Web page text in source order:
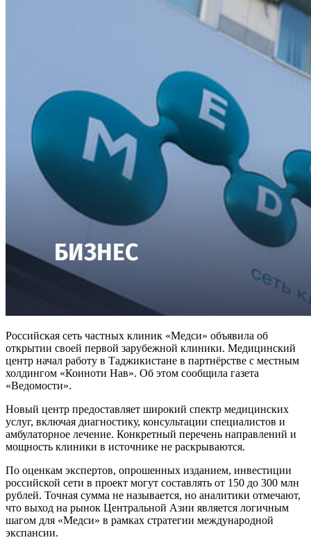
Российская сеть частных клиник «Медси» объявила об
открытии своей первой зарубежной клиники. Медицинский
центр начал работу в Таджикистане в партнёрстве с местным
холдингом «Коиноти Нав». Об этом сообщила газета
«Ведомости».
Новый центр предоставляет широкий спектр медицинских
услуг, включая диагностику, консультации специалистов и
амбулаторное лечение. Конкретный перечень направлений и
мощность клиники в источнике не раскрываются.
По оценкам экспертов, опрошенных изданием, инвестиции
российской сети в проект могут составлять от 150 до 300 млн
рублей. Точная сумма не называется, но аналитики отмечают,
что выход на рынок Центральной Азии является логичным
шагом для «Медси» в рамках стратегии международной
экспансии.